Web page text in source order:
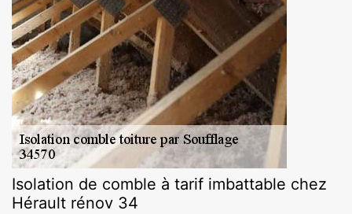
Isolation de comble à tarif imbattable chez
Hérault rénov 34